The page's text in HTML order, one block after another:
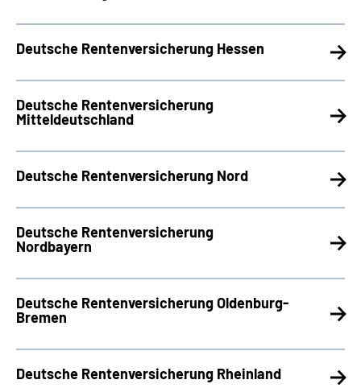
Deutsche Rentenversicherung Hessen
Deutsche Rentenversicherung
Mitteldeutschland
Deutsche Rentenversicherung Nord
Deutsche Rentenversicherung
Nordbayern
Deutsche Rentenversicherung Oldenburg-
Bremen
Deutsche Rentenversicherung Rheinland